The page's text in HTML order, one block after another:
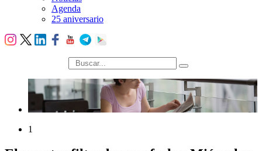
Agenda
25 aniversario
búsqueda
1